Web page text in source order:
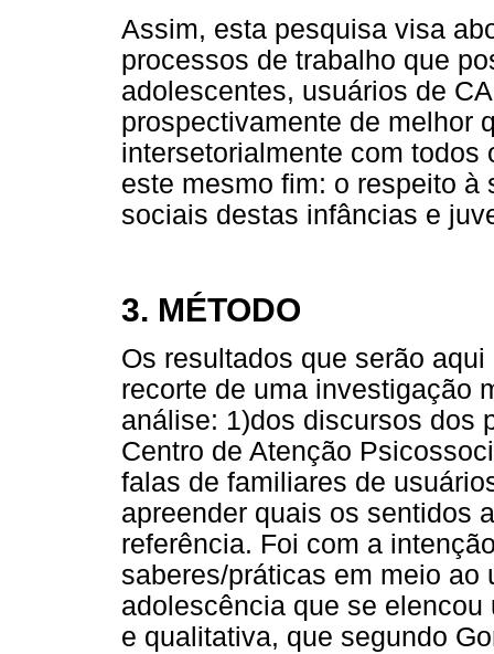
Assim, esta pesquisa visa
processos de trabalho que
adolescentes, usuários de
prospectivamente de melhor
intersetorialmente com
este mesmo fim: o respeito
sociais destas infâncias e
3. MÉTODO
Os resultados que serão
recorte de uma investigação
análise: 1)dos discursos dos
Centro de Atenção
falas de familiares de
apreender quais os sentidos
referência. Foi com a
saberes/práticas em meio
adolescência que se
e qualitativa, que segundo